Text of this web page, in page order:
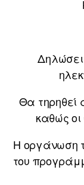
Θα τηρηθεί
καθώς οι
Η οργάνωση
του